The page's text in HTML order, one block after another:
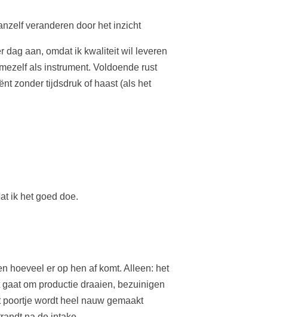
veranderen door het inzicht
dag aan, omdat ik kwaliteit wil leveren
als instrument. Voldoende rust
zonder tijdsdruk of haast (als het
ik het goed doe.
hoeveel er op hen af komt. Alleen: het
om productie draaien, bezuinigen
wordt heel nauw gemaakt